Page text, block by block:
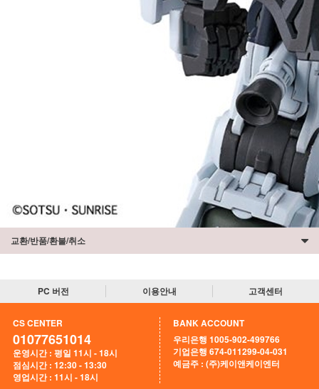
교환/반품/환불/취소
PC 버전 이용안내 고객센터
CS CENTER
01077651014
운영시간 : 평일 11시 - 18시
점심시간 : 12:30 - 13:30
영업시간 : 11시 - 18시
BANK ACCOUNT
우리은행 1005-902-499766
기업은행 674-011299-04-031
예금주 : (주)케이앤케이엔터